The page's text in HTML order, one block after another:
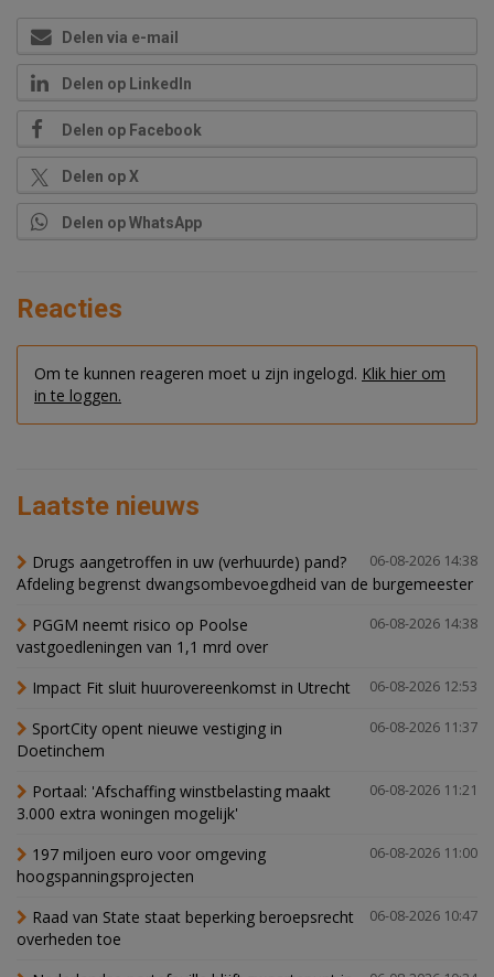
Delen via e-mail
Delen op LinkedIn
Delen op Facebook
Delen op X
Delen op WhatsApp
Reacties
Om te kunnen reageren moet u zijn ingelogd. Klik hier om
in te loggen.
Laatste nieuws
06-08-2026 14:38
Drugs aangetroffen in uw (verhuurde) pand?
Afdeling begrenst dwangsombevoegdheid van de burgemeester
06-08-2026 14:38
PGGM neemt risico op Poolse
vastgoedleningen van 1,1 mrd over
06-08-2026 12:53
Impact Fit sluit huurovereenkomst in Utrecht
06-08-2026 11:37
SportCity opent nieuwe vestiging in
Doetinchem
06-08-2026 11:21
Portaal: 'Afschaffing winstbelasting maakt
3.000 extra woningen mogelijk'
06-08-2026 11:00
197 miljoen euro voor omgeving
hoogspanningsprojecten
06-08-2026 10:47
Raad van State staat beperking beroepsrecht
overheden toe